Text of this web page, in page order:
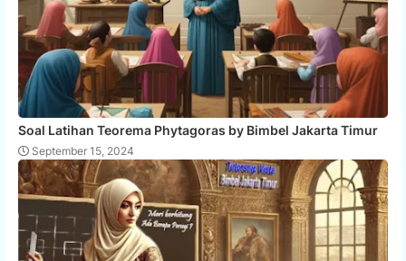
Soal Latihan Teorema Phytagoras by Bimbel Jakarta Timur
September 15, 2024